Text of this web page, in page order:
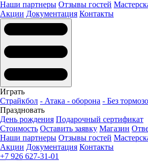
Наши партнеры Отзывы гостей
Акции Документация Контакты
Играть
Страйкбол - Атака - оборона - Без
Праздновать
День рождения Подарочный сертификат
Стоимость Оставить заявку Магазин
Наши партнеры Отзывы гостей
Акции Документация Контакты
+7 926 627-31-01